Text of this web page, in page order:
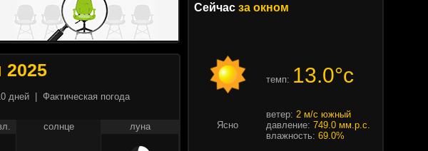
2025
дней Фактическая погода
солнце луна
Сейчас за окном
темп: 13.0°c
Ясно
ветер: 2 м/с южный
давление: 749.0 мм.р.с.
влажность: 69.0%